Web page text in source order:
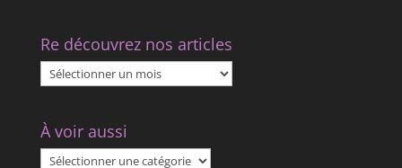
Re découvrez nos articles
Re
découvrez
articles
À voir aussi